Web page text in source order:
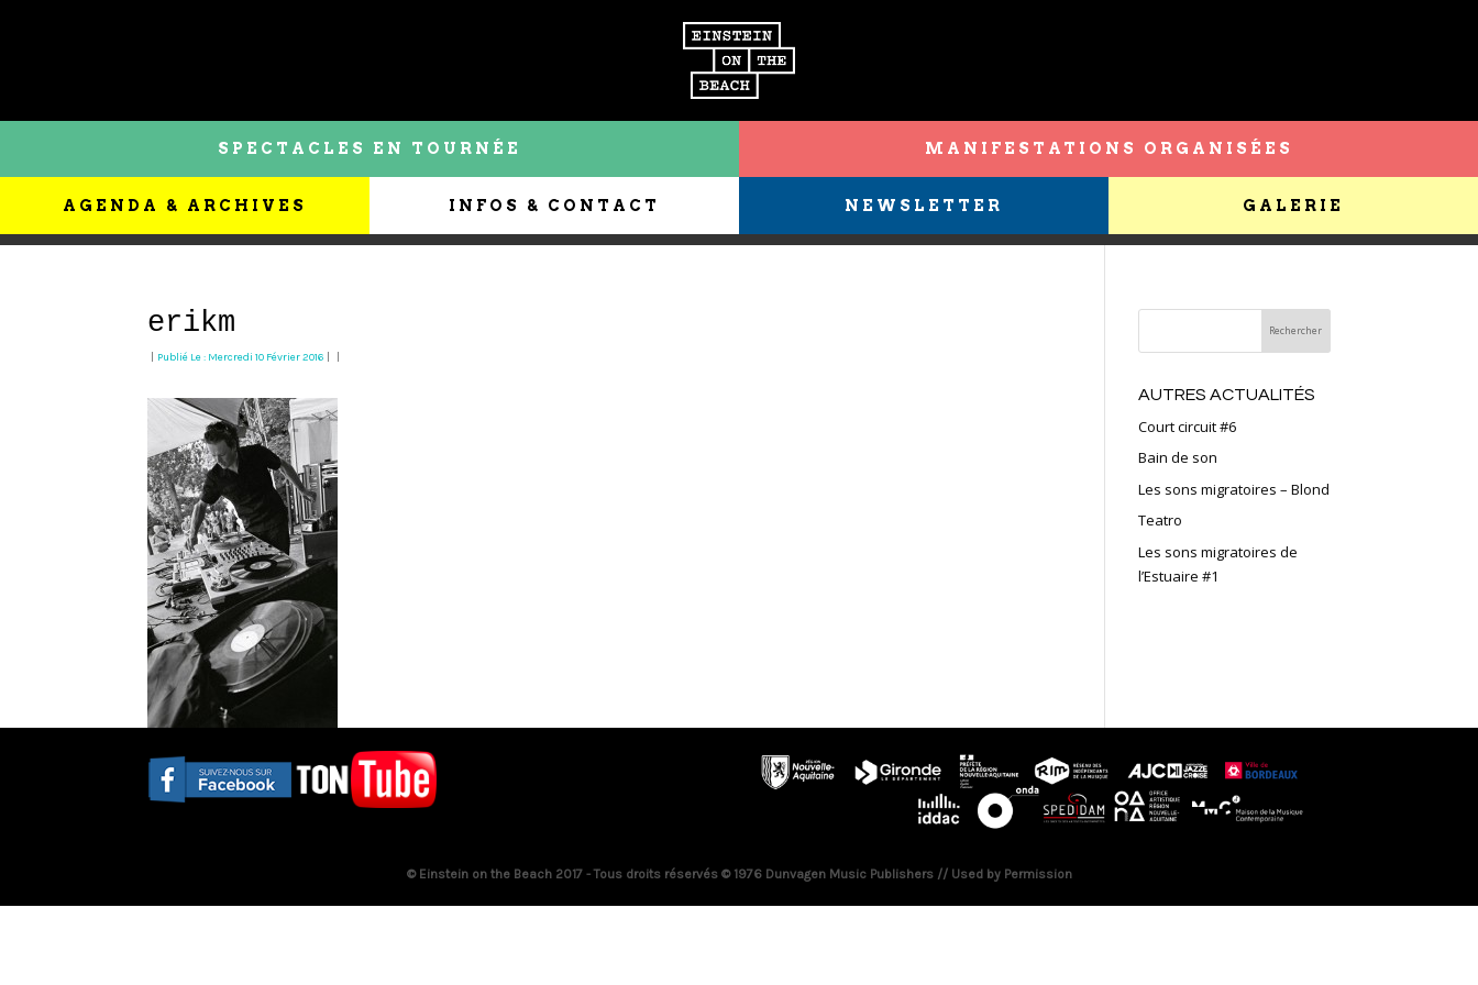
SPECTACLES EN TOURNÉE MANIFESTATIONS ORGANISÉES
AGENDA & ARCHIVES INFOS & CONTACT NEWSLETTER GALERIE
erikm
Publié Le : Mercredi 10 Février 2016
AUTRES ACTUALITÉS
Court circuit #6
Bain de son
Les sons migratoires – Blond
Teatro
Les sons migratoires de
l’Estuaire #1
© Einstein on the Beach 2017 - Tous droits réservés © 1976 Dunvagen Music Publishers // Used by Permission